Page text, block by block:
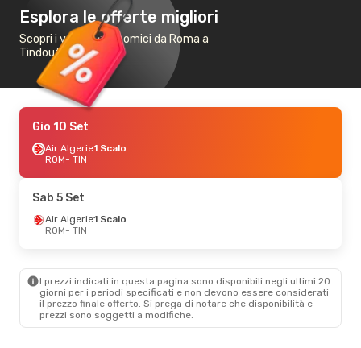
Esplora le offerte migliori
Scopri i voli più economici da Roma a
Tindouf
Gio 10 Set
Air Algerie1 Scalo
ROM- TIN
Sab 5 Set
Air Algerie1 Scalo
ROM- TIN
I prezzi indicati in questa pagina sono disponibili negli ultimi 20
giorni per i periodi specificati e non devono essere considerati
il ​​prezzo finale offerto. Si prega di notare che disponibilità e
prezzi sono soggetti a modifiche.